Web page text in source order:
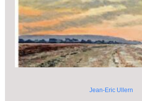
Jean-Eric Ullern